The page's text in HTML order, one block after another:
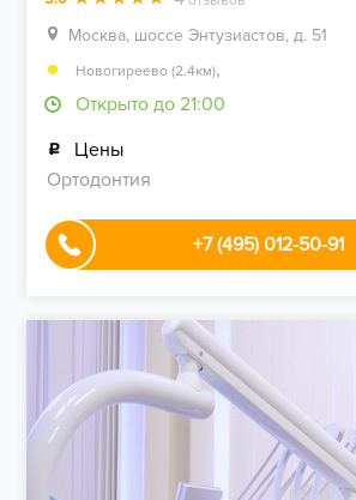
Москва, шоссе Энтузиастов, д. 51
Новогиреево (2.4км),
Открыто до 21:00
Цены
Ортодонтия
+7 (495) 012-50-91